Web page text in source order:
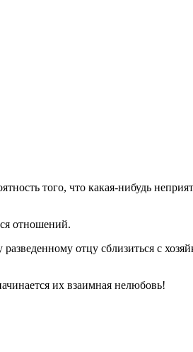
того, что какая-нибудь
отношений.
отцу сблизиться с
их взаимная нелюбовь!